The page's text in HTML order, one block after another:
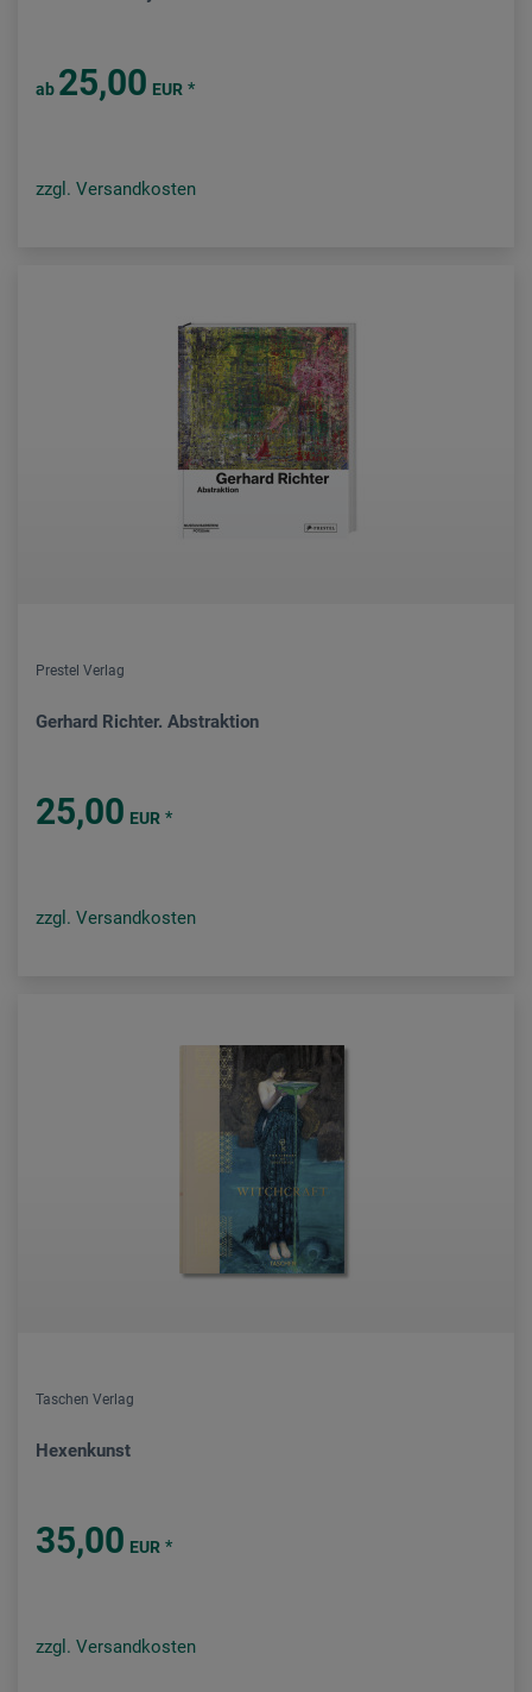
ab 25,00 EUR *
zzgl. Versandkosten
Prestel Verlag
Gerhard Richter. Abstraktion
25,00 EUR *
zzgl. Versandkosten
Taschen Verlag
Hexenkunst
35,00 EUR *
zzgl. Versandkosten